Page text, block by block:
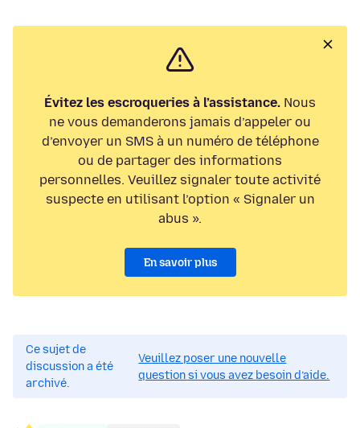
Évitez les escroqueries à l’assistance. Nous
ne vous demanderons jamais d’appeler ou
d’envoyer un SMS à un numéro de téléphone
ou de partager des informations
personnelles. Veuillez signaler toute activité
suspecte en utilisant l’option « Signaler un
abus ».
En savoir plus
Ce sujet de
discussion a été
archivé.
Veuillez poser une nouvelle
question si vous avez besoin d’aide.